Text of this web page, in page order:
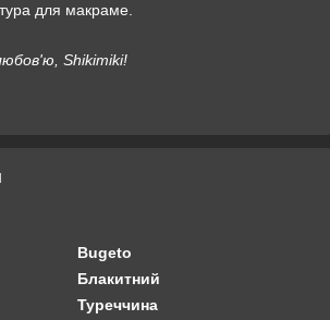
для макраме.
Shikimiki!
Bugeto
Блакитний
Туреччина